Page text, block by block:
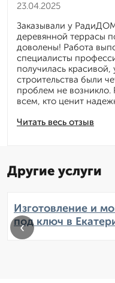
23.04.2025
Читать весь отзыв
Заказывали у
деревянной террасы
доволены! Работа
специалисты
получилась
строительства были
проблем не
всем, кто ценит
Другие услуги
Изготовление и
под ключ в
‹